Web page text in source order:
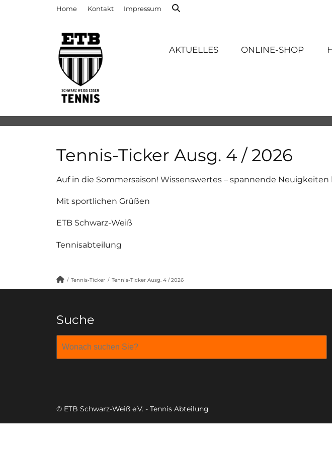
Home Kontakt Impressum
AKTUELLES ONLINE-SHOP
Tennis-Ticker Ausg. 4 / 2026
Auf in die Sommersaison! Wissenswertes – spannende
Mit sportlichen Grüßen
ETB Schwarz-Weiß
Tennisabteilung
/ Tennis-Ticker / Tennis-Ticker Ausg. 4 / 2026
Suche
© ETB Schwarz-Weiß e.V. - Tennis Abteilung